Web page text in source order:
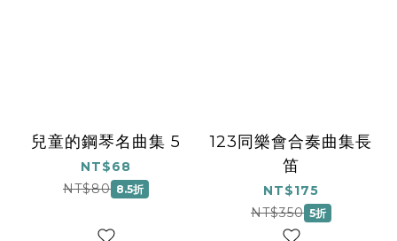
兒童的鋼琴名曲集 5
NT$68
NT$80 8.5折
123同樂會合奏曲集長
笛
NT$175
NT$350 5折